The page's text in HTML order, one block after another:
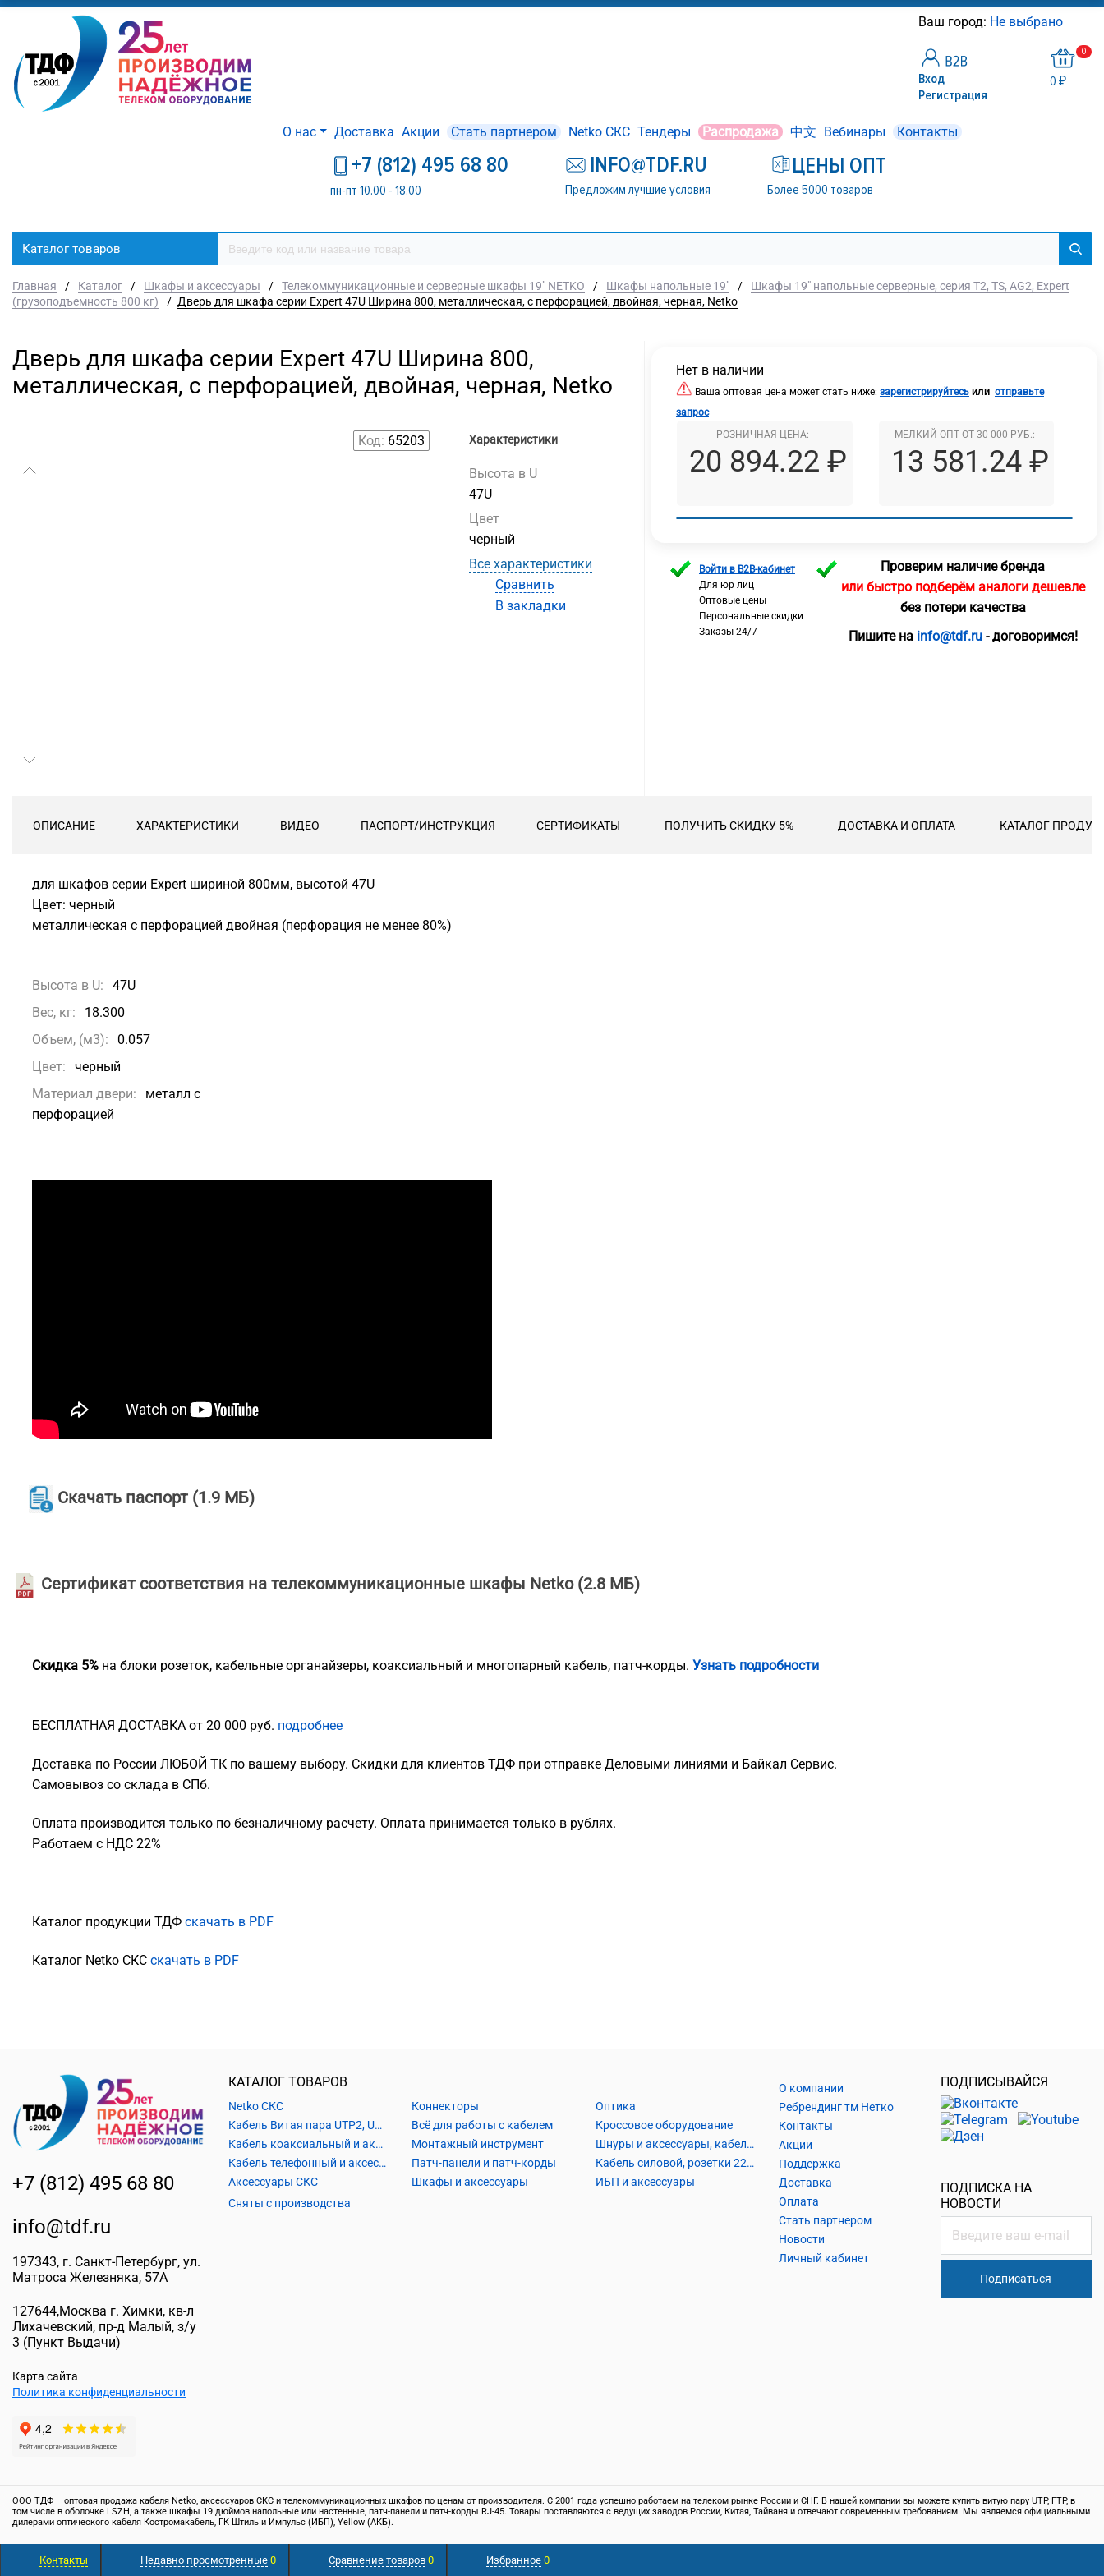
Контакты Недавно просмотренные 0 Сравнение товаров 0 Избранное 0
Ваш город: Не выбрано
Вход
Регистрация
0
0 ₽
О нас Доставка Акции Стать партнером Netko СКС Тендеры Распродажа 中文 Вебинары Контакты
+7 (812) 495 68 80
пн-пт 10.00 - 18.00
INFO@TDF.RU
Предложим лучшие условия
ЦЕНЫ ОПТ
Более 5000 товаров
Каталог товаров
Главная / Каталог / Шкафы и аксессуары / Телекоммуникационные и серверные шкафы 19" NETKO / Шкафы напольные 19" /
Шкафы 19" напольные серверные, серия T2, TS, AG2, Expert
(грузоподъемность 800 кг)
/ Дверь для шкафа серии Expert 47U Ширина 800, металлическая, с перфорацией, двойная, черная, Netko
Дверь для шкафа серии Expert 47U Ширина 800,
металлическая, с перфорацией, двойная, черная, Netko
Код: 65203 Характеристики
Высота в U
47U
Цвет
черный
Все характеристики
Сравнить
В закладки
Нет в наличии
Ваша оптовая цена может стать ниже: зарегистрируйтесь или отправьте
запрос
РОЗНИЧНАЯ ЦЕНА:
20 894.22 ₽
МЕЛКИЙ ОПТ ОТ 30 000 РУБ.:
13 581.24 ₽
Войти в B2B-кабинет
Для юр лиц
Оптовые цены
Персональные скидки
Заказы 24/7
Проверим наличие бренда
или быстро подберём аналоги дешевле
без потери качества
Пишите на info@tdf.ru- договоримся!
ОПИСАНИЕ ХАРАКТЕРИСТИКИ ВИДЕО ПАСПОРТ/ИНСТРУКЦИЯ СЕРТИФИКАТЫ ПОЛУЧИТЬ СКИДКУ 5% ДОСТАВКА И ОПЛАТА КАТАЛОГ
для шкафов серии Expert шириной 800мм, высотой 47U
Цвет: черный
металлическая с перфорацией двойная (перфорация не менее 80%)
Высота в U:
47U
Вес, кг:
18.300
Объем, (м3):
0.057
Цвет:
черный
Материал двери:
металл с
перфорацией
Скачать паспорт (1.9 МБ)
Сертификат соответствия на телекоммуникационные шкафы Netko(2.8 МБ)
Скидка 5% на блоки розеток, кабельные органайзеры, коаксиальный и многопарный кабель, патч-корды. Узнать подробности
БЕСПЛАТНАЯ ДОСТАВКА от 20 000 руб. подробнее
Доставка по России ЛЮБОЙ ТК по вашему выбору. Скидки для клиентов ТДФ при отправке Деловыми линиями и Байкал Сервис.
Самовывоз со склада в СПб.
Оплата производится только по безналичному расчету. Оплата принимается только в рублях.
Работаем с НДС 22%
Каталог продукции ТДФ скачать в PDF
Каталог Netko СКС скачать в PDF
+7 (812) 495 68 80
info@tdf.ru
197343, г. Санкт-Петербург, ул.
Матроса Железняка, 57A
127644,Москва г. Химки, кв-л
Лихачевский, пр-д Малый, з/у
3 (Пункт Выдачи)
Карта сайта
Политика конфиденциальности
КАТАЛОГ ТОВАРОВ
Netko СКС
Кабель Витая пара UTP2, UTP4, FTP2, FTP4
Кабель коаксиальный и аксессуары
Кабель телефонный и аксессуары
Аксессуары СКС
Коннекторы
Всё для работы с кабелем
Монтажный инструмент
Патч-панели и патч-корды
Шкафы и аксессуары
Оптика
Кроссовое оборудование
Шнуры и аксессуары, кабельные наконечники
Кабель силовой, розетки 220В, выключатели 220В, сетевые фильтры
ИБП и аксессуары
Сняты с производства
О компании
Ребрендинг тм Нетко
Контакты
Акции
Поддержка
Доставка
Оплата
Стать партнером
Новости
Личный кабинет
ПОДПИСЫВАЙСЯ
ПОДПИСКА НА
НОВОСТИ
Подписаться
ООО ТДФ – оптовая продажа кабеля Netko, аксессуаров СКС и телекоммуникационных шкафов по ценам от производителя. С 2001 года успешно работаем на телеком рынке России и СНГ. В нашей компании вы можете купить витую пару UTP, FTP, в
том числе в оболочке LSZH, а также шкафы 19 дюймов напольные или настенные, патч-панели и патч-корды RJ-45. Товары поставляются с ведущих заводов России, Китая, Тайваня и отвечают современным требованиям. Мы являемся официальными
дилерами оптического кабеля Костромакабель, ГК Штиль и Импульс (ИБП), Yellow (АКБ).
положениями Статьи 437 (2) ГК РФ. Точную информацию о товаре и ценах вы можете получить у наших менеджеров.